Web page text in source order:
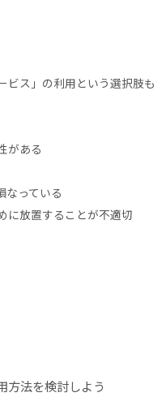
ビス」の利用という選択肢も
がある
なっている
に放置することが不適切
方法を検討しよう